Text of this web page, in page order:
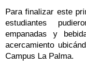
Para finalizar este
estudiantes
empanadas y
acercamiento
Campus La Palma.